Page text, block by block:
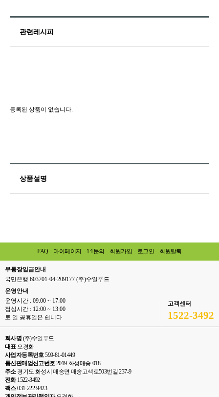
관련레시피
등록된 상품이 없습니다.
상품설명
FAQ 마이페이지 1:1문의 회원가입 로그인 회원탈퇴
무통장입금안내
국민은행 603701-04-209177 (주)수일푸드
운영안내
운영시간 : 09:00 ~ 17:00
점심시간 : 12:00 ~ 13:00
토.일.공휴일은 쉽니다.
고객센터
1522-3492
회사명 (주)수일푸드
대표오경화
사업자등록번호599-81-01449
통신판매업신고번호2019-화성매송-018
주소경기도 화성시 매송면 매송고색로503번길 237-9
전화1522-3492
팩스031-222-9423